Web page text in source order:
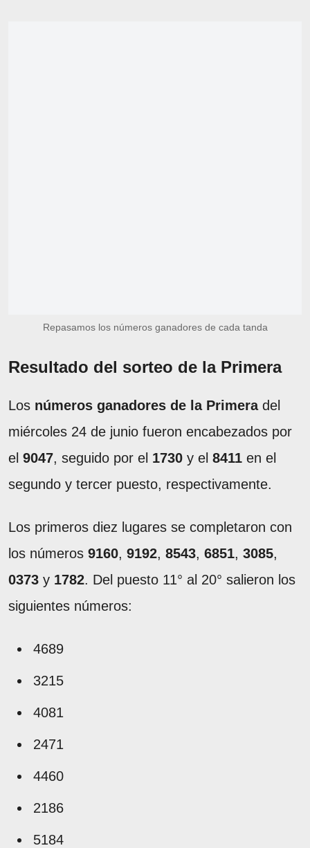
Repasamos los números ganadores de cada tanda
Resultado del sorteo de la Primera
Los números ganadores de la Primeradel
miércoles 24 de junio fueron encabezados por
el 9047, seguido por el 1730 y el 8411 en el
segundo y tercer puesto, respectivamente.
Los primeros diez lugares se completaron con
los números 9160, 9192, 8543, 6851, 3085,
0373 y 1782. Del puesto 11° al 20° salieron los
siguientes números:
4689
3215
4081
2471
4460
2186
5184